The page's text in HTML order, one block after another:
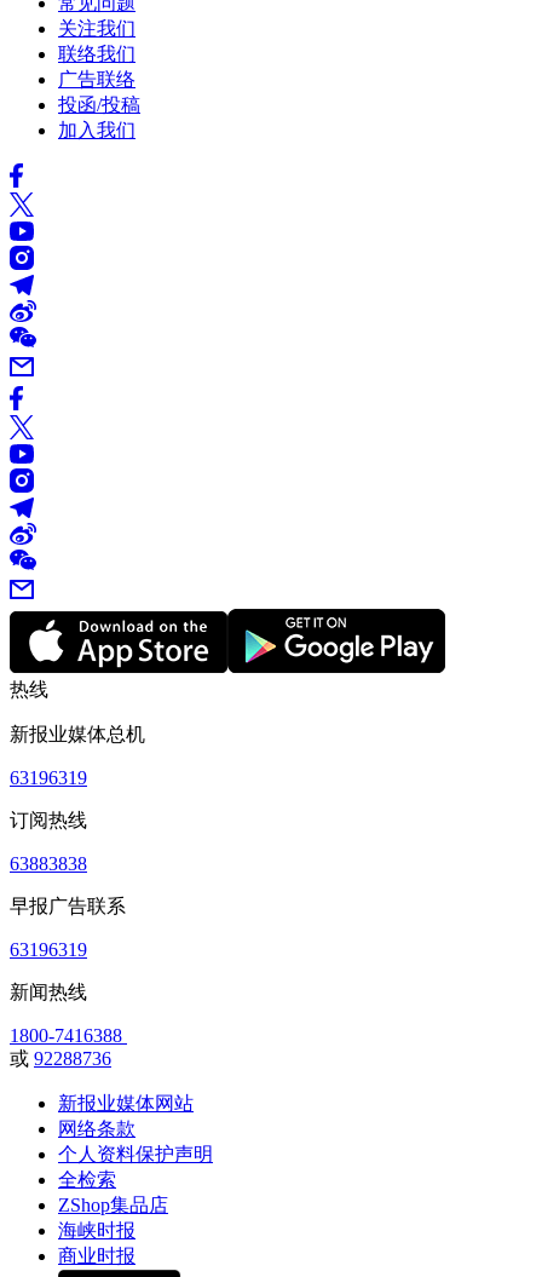
关注我们
联络我们
广告联络
投函/投稿
加入我们
热线
新报业媒体总机
63196319
订阅热线
63883838
早报广告联系
63196319
新闻热线
1800-7416388
或 92288736
新报业媒体网站
网络条款
个人资料保护声明
全检索
ZShop集品店
海峡时报
商业时报